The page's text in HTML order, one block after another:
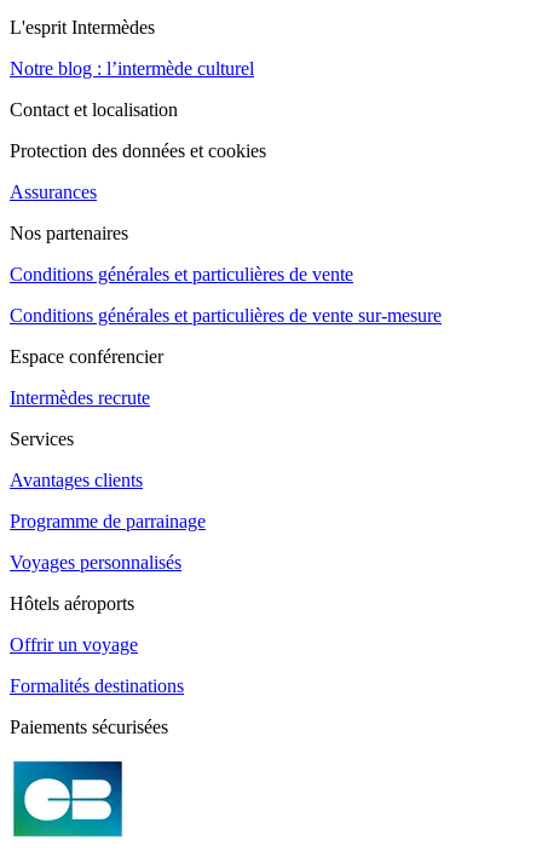
L'esprit Intermèdes
Notre blog : l’intermède culturel
Contact et localisation
Protection des données et cookies
Assurances
Nos partenaires
Conditions générales et particulières de vente
Conditions générales et particulières de vente sur-mesure
Espace conférencier
Intermèdes recrute
Services
Avantages clients
Programme de parrainage
Voyages personnalisés
Hôtels aéroports
Offrir un voyage
Formalités destinations
Paiements sécurisées